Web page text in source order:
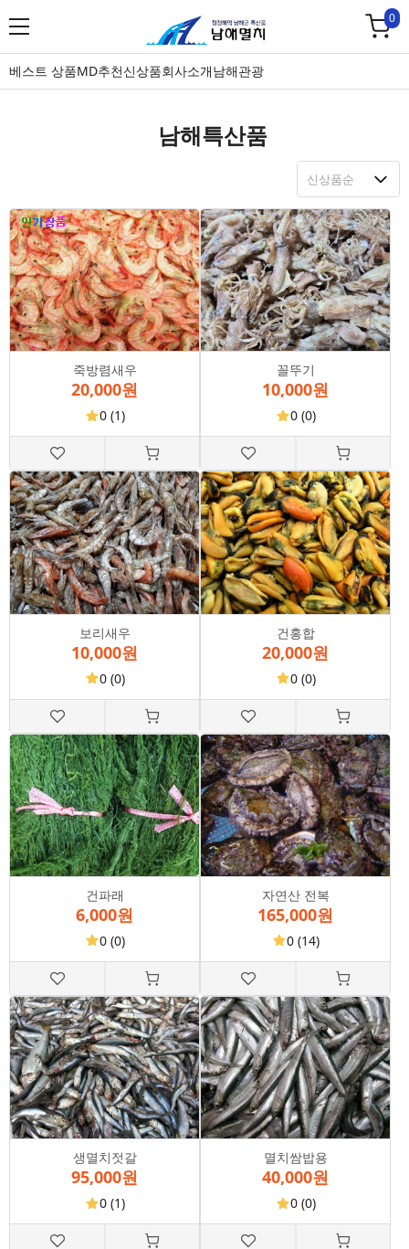
0
베스트 상품MD추천신상품회사소개남해관광
남해특산품
죽방렴새우
20,000원
0 (1)
꼴뚜기
10,000원
0 (0)
보리새우
10,000원
0 (0)
건홍합
20,000원
0 (0)
건파래
6,000원
0 (0)
자연산 전복
165,000원
0 (14)
생멸치젓갈
95,000원
0 (1)
멸치쌈밥용
40,000원
0 (0)